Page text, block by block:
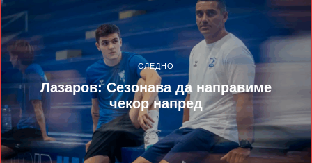
СЛЕДНО
Лазаров: Сезонава да направиме
чекор напред